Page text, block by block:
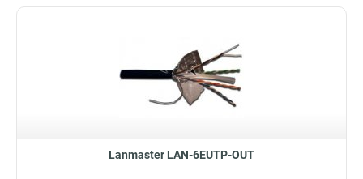
Lanmaster LAN-6EUTP-OUT